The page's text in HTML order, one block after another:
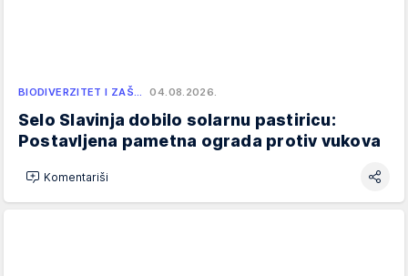
BIODIVERZITET I ZAŠ… 04.08.2026.
Selo Slavinja dobilo solarnu pastiricu:
Postavljena pametna ograda protiv vukova
Komentariši